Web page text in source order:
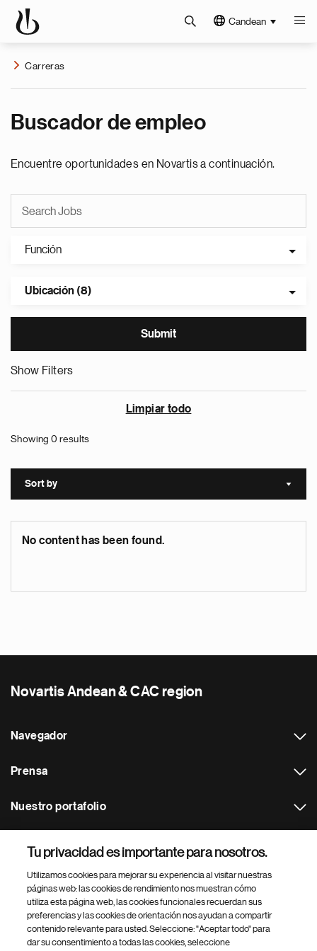
Candean
Carreras
Buscador de empleo
Encuentre oportunidades en Novartis a continuación.
Función
Ubicación (8)
Show Filters
Limpiar todo
Showing 0 results
Sort by Sort
No content has been found.
Novartis Andean & CAC region
Navegador
Prensa
Nuestro portafolio
Footer Site Search
Tu privacidad es importante para nosotros.
Utilizamos cookies para mejorar su experiencia al visitar nuestras
páginas web: las cookies de rendimiento nos muestran cómo
utiliza esta página web, las cookies funcionales recuerdan sus
preferencias y las cookies de orientación nos ayudan a compartir
contenido relevante para usted. Seleccione: "Aceptar todo" para
dar su consentimiento a todas las cookies, seleccione